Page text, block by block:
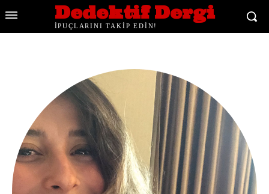
Dedektif Dergi
İPUÇLARINI TAKİP EDİN!